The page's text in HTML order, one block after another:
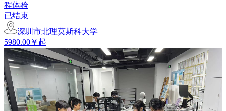
程体验
已结束
深圳市北理莫斯科大学
5980.00￥起